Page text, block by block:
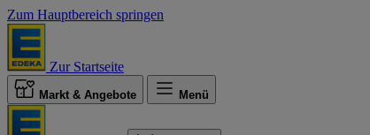
Zum Hauptbereich springen
Zur Startseite
Markt & Angebote Menü